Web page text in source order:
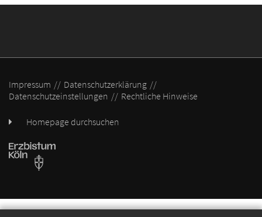
Impressum
Datenschutzerklärung
Datenschutzeinstellungen
Rechtliche Hinweise
Homepage durchsuchen